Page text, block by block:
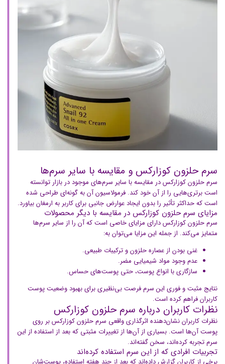
سرم حلزون کوزارکس و مقایسه با سایر سرم‌ها
سرم حلزون کوزارکس در مقایسه با سایر سرم‌های موجود در بازار توانسته
است برتری‌هایی را از آن خود کند. فرمولاسیون آن به گونه‌ای طراحی شده
است که حداکثر تأثیر را بدون ایجاد عوارض جانبی برای کاربر به ارمغان بیاورد.
مزایای سرم حلزون کوزارکس در مقایسه با دیگر محصولات
سرم حلزون کوزارکس دارای مزایای خاصی است که آن را از سایر سرم‌ها
متمایز می‌کند. از جمله این مزایا می‌توان به:
غنی بودن از عصاره حلزون و ترکیبات طبیعی.
عدم وجود مواد شیمیایی مضر.
سازگاری با انواع پوست، حتی پوست‌های حساس.
نتایج مثبت و فوری این سرم فرصت بی‌نظیری برای بهبود وضعیت پوست
کاربران فراهم کرده است.
نظرات کاربران درباره سرم حلزون کوزارکس
نظرات کاربران نشان‌دهنده اثرگذاری واقعی سرم حلزون کوزارکس بر روی
پوست آن‌ها است. بسیاری از آن‌ها از تغییرات مثبتی که بعد از استفاده از این
سرم تجربه کرده‌اند، سخن گفته‌اند.
تجربیات افرادی که از این سرم استفاده کرده‌اند
برخی از کاربران گزارش داده‌اند که بعد از چند هفته استفاده، پوست‌شان